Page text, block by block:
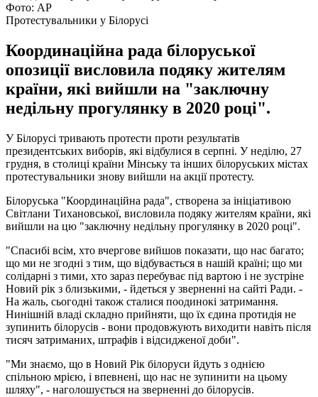
Фото: АР
Протестувальники у Білорусі
Координаційна рада білоруської
опозиції висловила подяку жителям
країни, які вийшли на "заключну
недільну прогулянку в 2020 році".
У Білорусі тривають протести проти результатів
президентських виборів, які відбулися в серпні. У неділю, 27
грудня, в столиці країни Мінську та інших білоруських містах
протестувальники знову вийшли на акції протесту.
Білоруська "Координаційна рада", створена за ініціативою
Світлани Тихановської, висловила подяку жителям країни, які
вийшли на цю "заключну недільну прогулянку в 2020 році".
"Спасибі всім, хто вчергове вийшов показати, що нас багато;
що ми не згодні з тим, що відбувається в нашій країні; що ми
солідарні з тими, хто зараз перебуває під вартою і не зустріне
Новий рік з близькими, - йдеться у зверненні на сайті Ради. -
На жаль, сьогодні також сталися поодинокі затримання.
Нинішній владі складно прийняти, що їх єдина протидія не
зупинить білорусів - вони продовжують виходити навіть після
тисяч затриманих, штрафів і відсидженої доби".
"Ми знаємо, що в Новий Рік білоруси йдуть з однією
спільною мрією, і впевнені, що нас не зупинити на цьому
шляху", - наголошується на зверненні до білорусів.